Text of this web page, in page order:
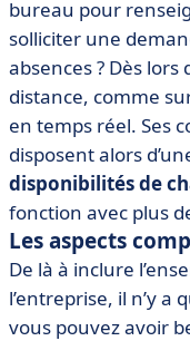
bureau pour
solliciter une
absences ? Dès
distance, comme
en temps réel. Ses
disposent alors
disponibilités de
fonction avec plus
Les aspects
De là à inclure
l’entreprise, il n’y a
vous pouvez avoir